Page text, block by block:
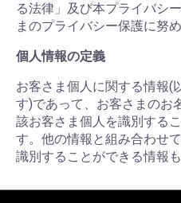
る法律」及び本プライバシ
まのプライバシー保護に努め
個人情報の定義
お客さま個人に関する情報(
す)であって、お客さまのお
該お客さま個人を識別する
す。他の情報と組み合わせ
識別することができる情報も